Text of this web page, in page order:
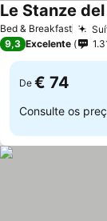
Bed & Breakfast
Le Stanze
9,3 Excelente
De € 74
Consulte os